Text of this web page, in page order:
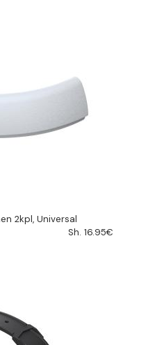
2kpl, Universal
Sh. 16.95€